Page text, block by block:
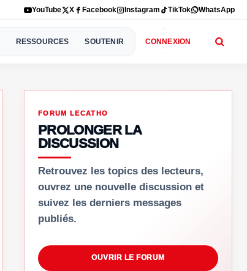
YouTube X Facebook Instagram TikTok WhatsApp
RESSOURCES SOUTENIR CONNEXION
FORUM LECATHO
PROLONGER LA
DISCUSSION
Retrouvez les topics des lecteurs,
ouvrez une nouvelle discussion et
suivez les derniers messages
publiés.
OUVRIR LE FORUM